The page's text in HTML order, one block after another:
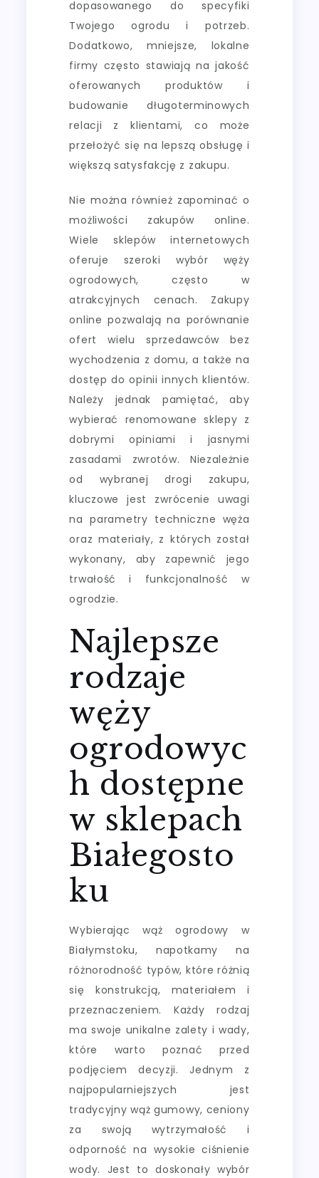
dopasowanego do specyfiki
Twojego ogrodu i potrzeb.
Dodatkowo, mniejsze, lokalne
firmy często stawiają na jakość
oferowanych produktów i
budowanie długoterminowych
relacji z klientami, co może
przełożyć się na lepszą obsługę i
większą satysfakcję z zakupu.
Nie można również zapominać o
możliwości zakupów online.
Wiele sklepów internetowych
oferuje szeroki wybór węży
ogrodowych, często w
atrakcyjnych cenach. Zakupy
online pozwalają na porównanie
ofert wielu sprzedawców bez
wychodzenia z domu, a także na
dostęp do opinii innych klientów.
Należy jednak pamiętać, aby
wybierać renomowane sklepy z
dobrymi opiniami i jasnymi
zasadami zwrotów. Niezależnie
od wybranej drogi zakupu,
kluczowe jest zwrócenie uwagi
na parametry techniczne węża
oraz materiały, z których został
wykonany, aby zapewnić jego
trwałość i funkcjonalność w
ogrodzie.
Najlepsze
rodzaje
węży
ogrodowyc
h dostępne
w sklepach
Białegosto
ku
Wybierając wąż ogrodowy w
Białymstoku, napotkamy na
różnorodność typów, które różnią
się konstrukcją, materiałem i
przeznaczeniem. Każdy rodzaj
ma swoje unikalne zalety i wady,
które warto poznać przed
podjęciem decyzji. Jednym z
najpopularniejszych jest
tradycyjny wąż gumowy, ceniony
za swoją wytrzymałość i
odporność na wysokie ciśnienie
wody. Jest to doskonały wybór